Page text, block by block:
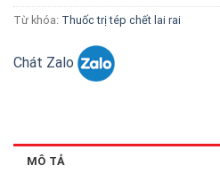
Từ khóa: Thuốc trị tép chết lai rai
Chát Zalo
MÔ TẢ